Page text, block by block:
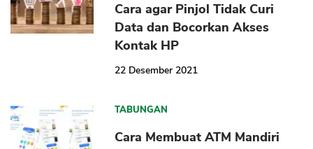
Cara agar Pinjol Tidak Curi
Data dan Bocorkan Akses
Kontak HP
22 Desember 2021
TABUNGAN
Cara Membuat ATM Mandiri